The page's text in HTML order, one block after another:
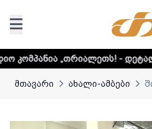
- დეტალური
მთავარი ახალი-ამბები